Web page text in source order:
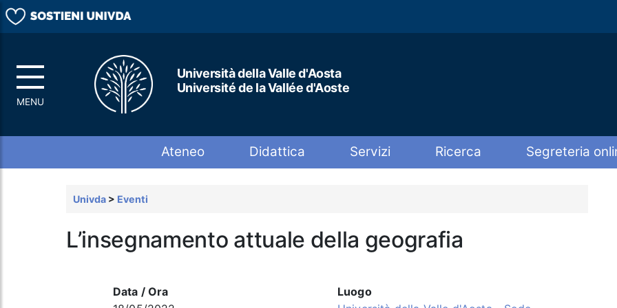
Università della Valle d'Aosta
Université de la Vallée d'Aoste
Ateneo Didattica Servizi Ricerca Segreteria
Univda > Eventi
L’insegnamento attuale della geografia
Data / Ora
Luogo